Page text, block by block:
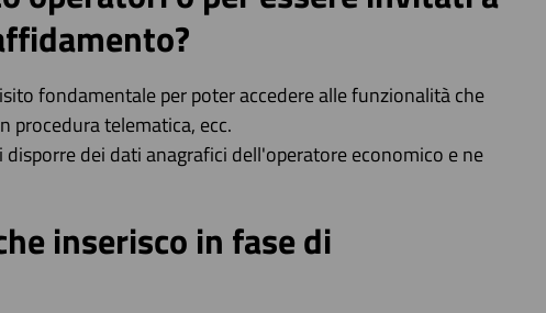
fondamentale per poter accedere alle funzionalità che
procedura telematica, ecc.
dei dati anagrafici dell'operatore economico e ne
inserisco in fase di